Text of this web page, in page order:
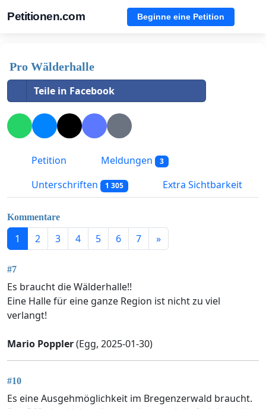
Petitionen.com Beginne eine Petition
Pro Wälderhalle
Teile in Facebook
Petition Meldungen 3
Unterschriften 1 305 Extra Sichtbarkeit
Kommentare
1 2 3 4 5 6 7 »
#7
Es braucht die Wälderhalle!!
Eine Halle für eine ganze Region ist nicht zu viel
verlangt!
Mario Poppler(Egg, 2025-01-30)
#10
Es eine Ausgehmöglichkeit im Bregenzerwald braucht.